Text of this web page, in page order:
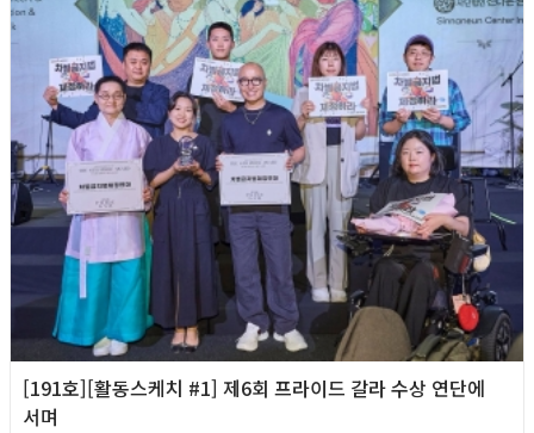
[191호][활동스케치 #1] 제6회 프라이드 갈라 수상 연단에
서며